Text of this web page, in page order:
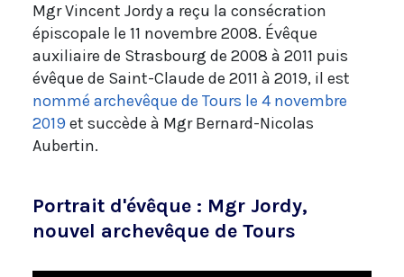
Mgr Vincent Jordy a reçu la consécration
épiscopale le 11 novembre 2008. Évêque
auxiliaire de Strasbourg de 2008 à 2011 puis
évêque de Saint-Claude de 2011 à 2019, il est
nommé archevêque de Tours le 4 novembre
2019 et succède à Mgr Bernard-Nicolas
Aubertin.
Portrait d'évêque : Mgr Jordy,
nouvel archevêque de Tours